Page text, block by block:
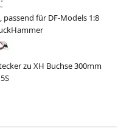
für DF-Models 1:8
zu XH Buchse 300mm